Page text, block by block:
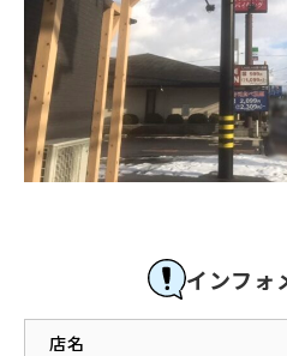
インフォ
店名